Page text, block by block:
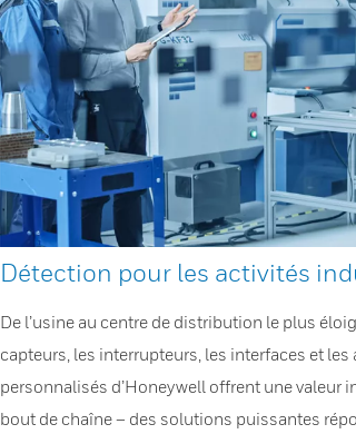
Détection pour les activités
De l’usine au centre de distribution le plus
capteurs, les interrupteurs, les interfaces et les
personnalisés d’Honeywell offrent une valeur
bout de chaîne – des solutions puissantes